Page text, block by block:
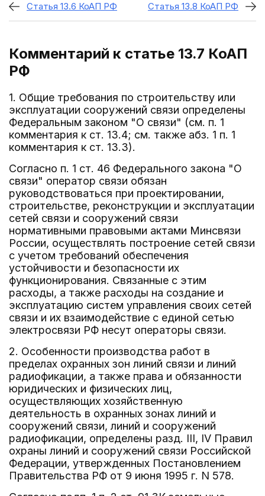
Статья 13.6 КоАП РФ Статья 13.8 КоАП РФ
Комментарий к статье 13.7 КоАП
РФ
1. Общие требования по строительству или
эксплуатации сооружений связи определены
Федеральным законом "О связи" (см. п. 1
комментария к ст. 13.4; см. также абз. 1 п. 1
комментария к ст. 13.3).
Согласно п. 1 ст. 46 Федерального закона "О
связи" оператор связи обязан
руководствоваться при проектировании,
строительстве, реконструкции и эксплуатации
сетей связи и сооружений связи
нормативными правовыми актами Минсвязи
России, осуществлять построение сетей связи
с учетом требований обеспечения
устойчивости и безопасности их
функционирования. Связанные с этим
расходы, а также расходы на создание и
эксплуатацию систем управления своих сетей
связи и их взаимодействие с единой сетью
электросвязи РФ несут операторы связи.
2. Особенности производства работ в
пределах охранных зон линий связи и линий
радиофикации, а также права и обязанности
юридических и физических лиц,
осуществляющих хозяйственную
деятельность в охранных зонах линий и
сооружений связи, линий и сооружений
радиофикации, определены разд. III, IV Правил
охраны линий и сооружений связи Российской
Федерации, утвержденных Постановлением
Правительства РФ от 9 июня 1995 г. N 578.